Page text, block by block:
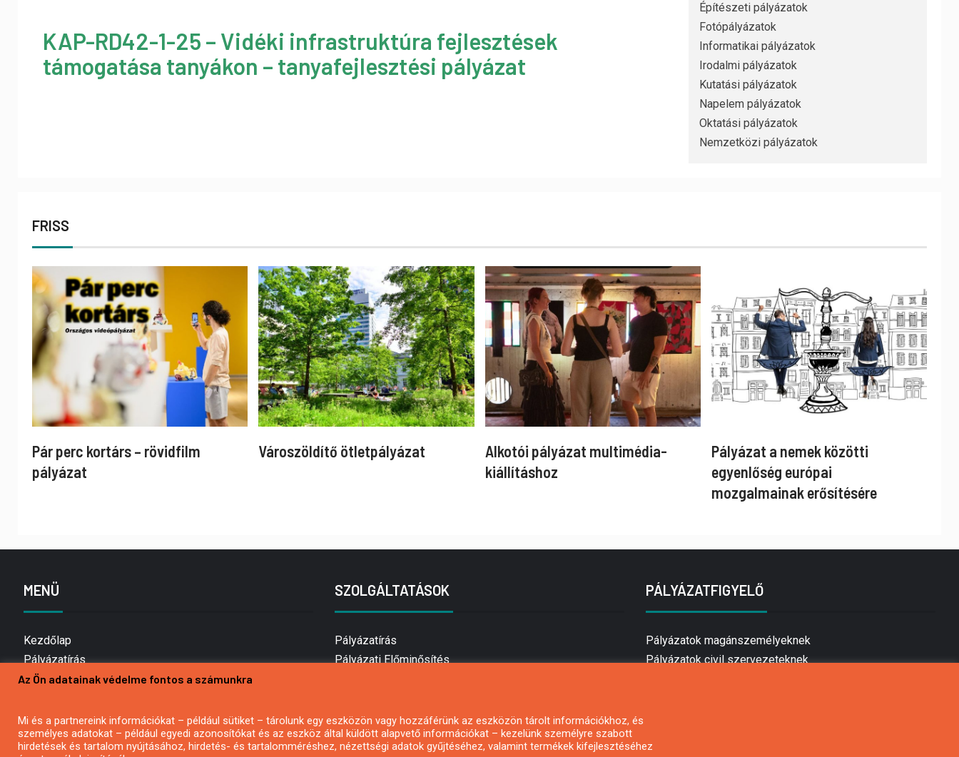
KAP-RD42-1-25 – Vidéki infrastruktúra fejlesztések
támogatása tanyákon – tanyafejlesztési pályázat
Építészeti pályázatok
Fotópályázatok
Informatikai pályázatok
Irodalmi pályázatok
Kutatási pályázatok
Napelem pályázatok
Oktatási pályázatok
Nemzetközi pályázatok
FRISS
Pár perc kortárs – rövidfilm
pályázat
Városzöldítő ötletpályázat
Alkotói pályázat multimédia-
kiállításhoz
Pályázat a nemek közötti
egyenlőség európai
mozgalmainak erősítésére
MENÜ
Kezdőlap
Pályázatírás
Bemutatkozás
Hírlevél feliratkozás
Impresszum
SZOLGÁLTATÁSOK
Pályázatírás
Pályázati Előminősítés
Mezőgazdasági pályázatírás
Pályázatírás magánszemélyeknek
PÁLYÁZATFIGYELŐ
Pályázatok magánszemélyeknek
Pályázatok civil szervezeteknek
Az Ön adatainak védelme fontos a számunkra
Mi és a partnereink információkat – például sütiket – tárolunk egy eszközön vagy hozzáférünk az eszközön tárolt információkhoz, és
személyes adatokat – például egyedi azonosítókat és az eszköz által küldött alapvető információkat – kezelünk személyre szabott
hirdetések és tartalom nyújtásához, hirdetés- és tartalomméréshez, nézettségi adatok gyűjtéséhez, valamint termékek kifejlesztéséhez